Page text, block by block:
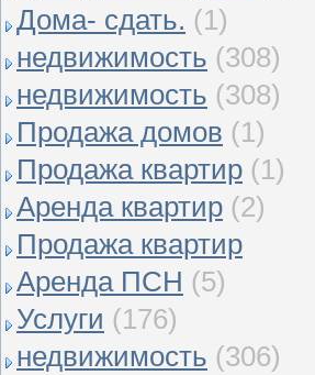
Дома- сдать. (1)
недвижимость (308)
недвижимость (308)
Продажа домов (1)
Продажа квартир (1)
Аренда квартир (2)
Продажа квартир
Аренда ПСН (5)
Услуги (176)
недвижимость (306)